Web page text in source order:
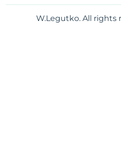
W.Legutko. All rights